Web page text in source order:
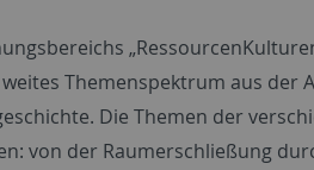
Themenspektrum aus der
Die Themen der
von der Raumerschließung